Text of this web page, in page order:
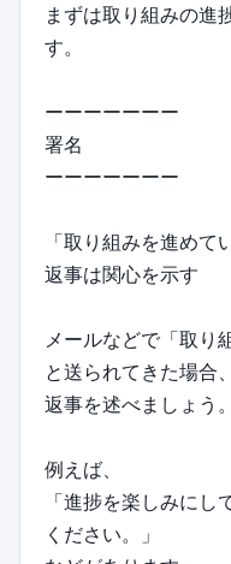
まずは取り組みの進
す。
ーーーーーーー
署名
ーーーーーーー
「取り組みを進めて
返事は関心を示す
メールなどで「取り
と送られてきた場合
返事を述べましょう。
例えば、
「進捗を楽しみに
ください。」